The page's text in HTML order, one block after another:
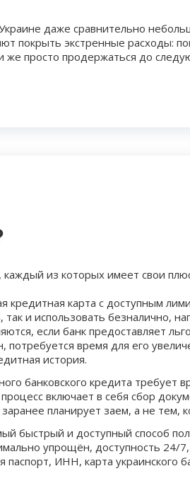
даже сравнительно
покрыть экстренные расходы:
же просто продержаться до
из которых имеет свои
кредитная карта с доступным
и использовать безналично,
если банк предоставляет
потребуется время для его
история.
банковского кредита требует
включает в себя сбор
планирует заем, а не тем,
быстрый и доступный способ
упрощён, доступность 24/
ИНН, карта украинского